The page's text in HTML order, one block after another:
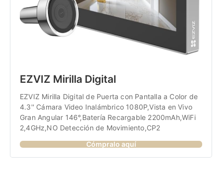
EZVIZ Mirilla Digital
EZVIZ Mirilla Digital de Puerta con Pantalla a Color de
4.3'' Cámara Video Inalámbrico 1080P,Vista en Vivo
Gran Angular 146°,Batería Recargable 2200mAh,WiFi
2,4GHz,NO Detección de Movimiento,CP2
Cómpralo aquí